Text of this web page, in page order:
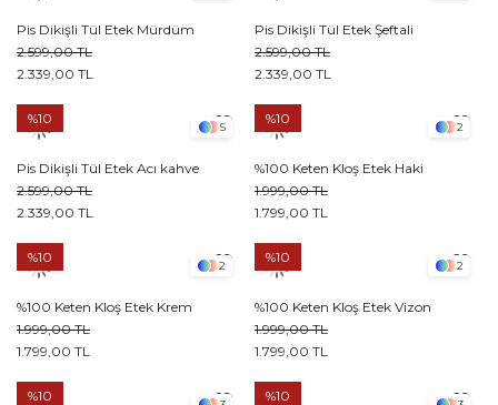
Pis Dikişli Tül Etek Mürdüm
2.339,00 TL
2.599,00 TL
Pis Dikişli Tül Etek Şeftali
2.339,00 TL
2.599,00 TL
5
Pis Dikişli Tül Etek Acı kahve
2.339,00 TL
2.599,00 TL
%10
2
%100 Keten Kloş Etek Haki
1.799,00 TL
1.999,00 TL
%10
2
%100 Keten Kloş Etek Krem
1.799,00 TL
1.999,00 TL
%10
2
%100 Keten Kloş Etek Vizon
1.799,00 TL
1.999,00 TL
%10
%10 %10